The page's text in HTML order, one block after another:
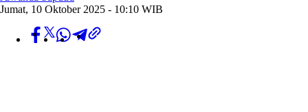
Jumat, 10 Oktober 2025 - 10:10 WIB